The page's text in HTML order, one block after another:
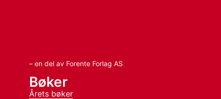
– en del av Forente Forlag AS
Bøker
Årets bøker